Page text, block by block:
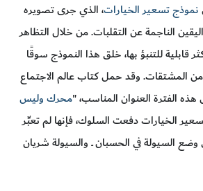
نموذج تسعير الخيارات، الذي جرى تصويره
الناجمة عن التقلبات. من خلال التظاهر
قابلية للتنبؤ بها، خلق هذا النموذج سوقًا
المشتقات. وقد حمل كتاب عالم الاجتماع
هذه الفترة العنوان المناسب، "محرك وليس
الخيارات دفعت السلوك، فإنها لم تعبِّر
وضع السيولة في الحسبان ــ والسيولة شريان